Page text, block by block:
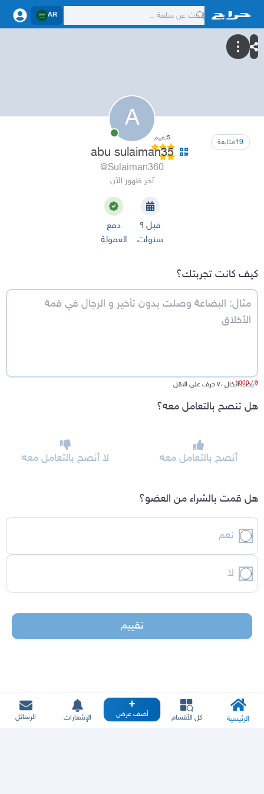
AR
A
19متابعة 5تقييم
abu sulaiman35
@Sulaiman360
آخر ظهور الآن
قبل ٩
سنوات
دفع
العمولة
كيف كانت تجربتك؟
*يجب ادخال ٧٠ حرف على الاقل0
/ 1000
هل تنصح بالتعامل معه؟
أنصح بالتعامل معه لا أنصح بالتعامل معه
هل قمت بالشراء من العضو؟
نعم
لا
تقييم
الرئيسية كل الأقسام أضف عرض الإشعارات الرسائل